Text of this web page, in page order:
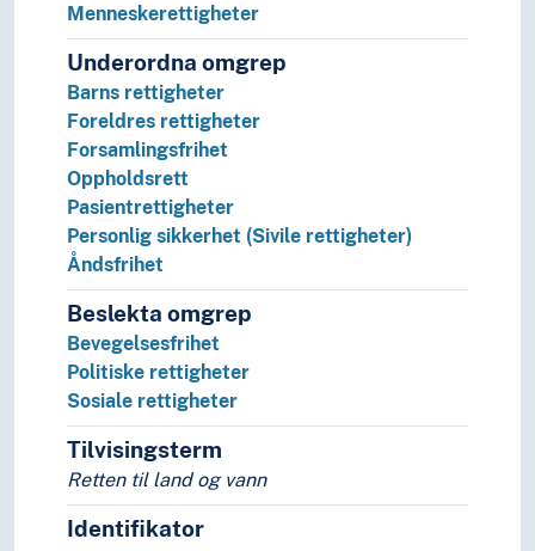
Framtidsforskning
Geografi
Kjønnsforskning
Medievitenskap
Praxeologi
Sosial organisasjon
Sosialantropologi
Sosiologi
Statistikk
Statsvitenskap
Allianser (Statsvitenskap)
Eksepsjonalisme
Folkeavstemning
Folkevilje
Forvaltning
Fred
Fredsforskning
Hegemoni
Industriland
Menneskerettigheter
Underordna omgrep
Barns rettigheter
Foreldres rettigheter
Forsamlingsfrihet
Oppholdsrett
Pasientrettigheter
Personlig sikkerhet (Sivile rettigheter)
Åndsfrihet
Beslekta omgrep
Bevegelsesfrihet
Politiske rettigheter
Sosiale rettigheter
Tilvisingsterm
Retten til land og vann
Identifikator